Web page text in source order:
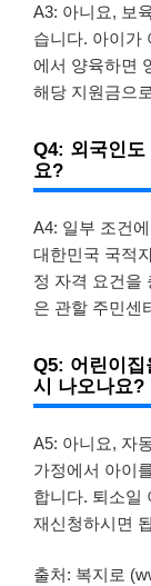
A3: 아니요, 보
습니다. 아이가
에서 양육하면
해당 지원금으
Q4: 외국인도
요?
A4: 일부 조건
대한민국 국적
정 자격 요건을
은 관할 주민센
Q5: 어린이집
시 나오나요?
A5: 아니요, 자
가정에서 아이
합니다. 퇴소일
재신청하시면
출처: 복지로